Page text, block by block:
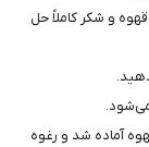
و شکر کاملاً حل
می‌شود.
زمانی که قهوه آماده شد و رغوه